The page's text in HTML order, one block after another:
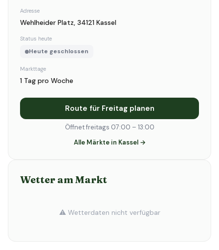
Adresse
Wehlheider Platz, 34121 Kassel
Status heute
Heute geschlossen
Markttage
1 Tag pro Woche
Route für Freitag planen
Öffnet freitags 07:00 – 13:00
Alle Märkte in Kassel →
Wetter am Markt
⚠️ Wetterdaten nicht verfügbar